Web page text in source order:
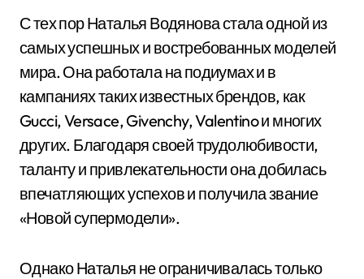
С тех пор Наталья Водянова стала одной из
самых успешных и востребованных моделей
мира. Она работала на подиумах и в
кампаниях таких известных брендов, как
Gucci, Versace, Givenchy, Valentino и многих
других. Благодаря своей трудолюбивости,
таланту и привлекательности она добилась
впечатляющих успехов и получила звание
«Новой супермодели».
Однако Наталья не ограничивалась только